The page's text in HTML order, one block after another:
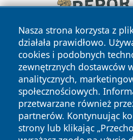
Nasza strona korzysta z
działała prawidłowo.
cookies i podobnych
zewnętrznych dostawców
analitycznych,
społecznościowych.
przetwarzane również
partnerów. Kontynuując
strony lub klikając
Copyright © 2026 naszkedzierzyn.pl
zastrzeżone.